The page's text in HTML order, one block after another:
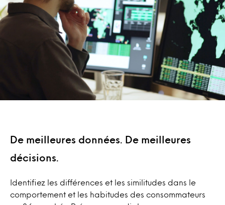
De meilleures données. De meilleures
décisions.
Identifiez les différences et les similitudes dans le
comportement et les habitudes des consommateurs